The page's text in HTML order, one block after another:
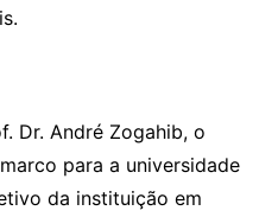
Dr. André Zogahib, o
para a universidade
da instituição em